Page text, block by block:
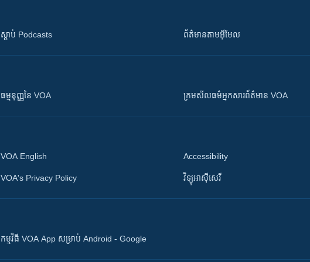
ស្តាប់ Podcasts ព័ត៌មាន​តាម​អ៊ីមែល
ធម្មនុញ្ញ​នៃ VOA ក្រម​​​សីលធម៌​​​អ្នក​​​សារព័ត៌មាន VOA
VOA English
VOA's Privacy Policy
Accessibility
វិទ្យុ​អាស៊ី​សេរី
កម្មវិធី​ VOA App សម្រាប់ Android - Google